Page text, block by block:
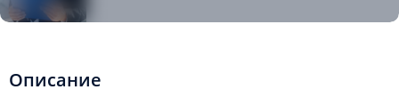
Описание